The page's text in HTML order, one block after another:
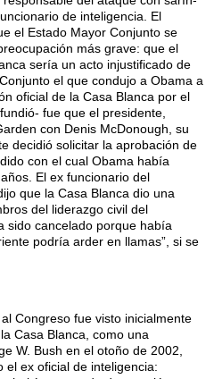
de inteligencia. El
el Estado Mayor Conjunto se
más grave: que el
sería un acto injustificado de
el que condujo a Obama a
oficial de la Casa Blanca por el
fue que el presidente,
con Denis McDonough, su
decidió solicitar la aprobación de
con el cual Obama había
El ex funcionario del
que la Casa Blanca dio una
del liderazgo civil del
sido cancelado porque había
podría arder en llamas”, si se
Congreso fue visto inicialmente
Casa Blanca, como una
W. Bush en el otoño de 2002,
el ex oficial de inteligencia: